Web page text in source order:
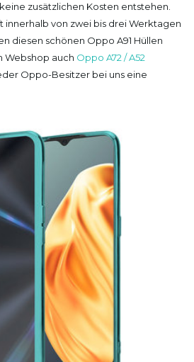
zusätzlichen Kosten entstehen.
innerhalb von zwei bis drei Werktagen
diesen schönen Oppo A91 Hüllen
Webshop auch Oppo A72 / A52
Oppo-Besitzer bei uns eine